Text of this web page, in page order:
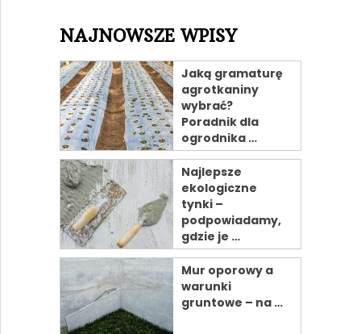
NAJNOWSZE WPISY
Jaką gramaturę
agrotkaniny
wybrać?
Poradnik dla
ogrodnika …
Najlepsze
ekologiczne
tynki –
podpowiadamy,
gdzie je …
Mur oporowy a
warunki
gruntowe – na …